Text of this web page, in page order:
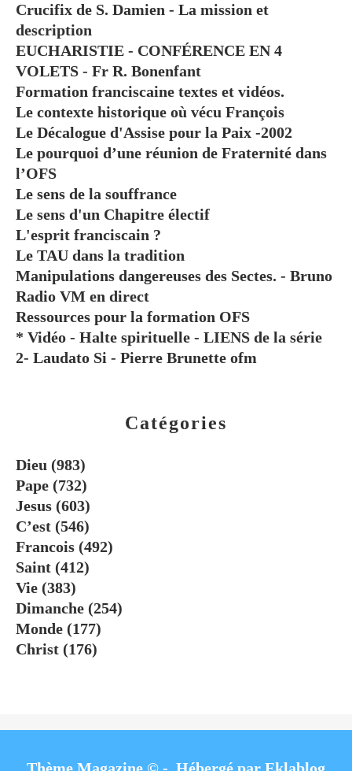
Catégories
Dieu (983)
Pape (732)
Jesus (603)
C’est (546)
Francois (492)
Saint (412)
Vie (383)
Dimanche (254)
Monde (177)
Christ (176)
Crucifix de S. Damien - La mission et
description
EUCHARISTIE - CONFÉRENCE EN 4
VOLETS - Fr R. Bonenfant
Formation franciscaine textes et vidéos.
Le contexte historique où vécu François
Le Décalogue d'Assise pour la Paix -2002
Le pourquoi d’une réunion de Fraternité dans
l’OFS
Le sens de la souffrance
Le sens d'un Chapitre électif
L'esprit franciscain ?
Le TAU dans la tradition
Manipulations dangereuses des Sectes. - Bruno
Radio VM en direct
Ressources pour la formation OFS
* Vidéo - Halte spirituelle - LIENS de la série
2- Laudato Si - Pierre Brunette ofm